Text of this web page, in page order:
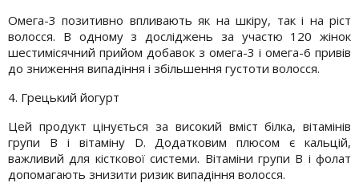
Омега-3 позитивно впливають як на шкіру, так і на ріст
волосся. В одному з досліджень за участю 120 жінок
шестимісячний прийом добавок з омега-3 і омега-6 привів
до зниження випадіння і збільшення густоти волосся.
4. Грецький йогурт
Цей продукт цінується за високий вміст білка, вітамінів
групи B і вітаміну D. Додатковим плюсом є кальцій,
важливий для кісткової системи. Вітаміни групи B і фолат
допомагають знизити ризик випадіння волосся.